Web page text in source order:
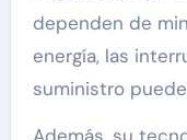
dependen de
energía, las
suministro